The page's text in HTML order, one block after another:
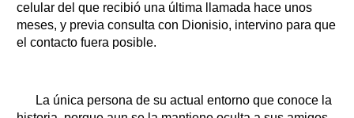
celular del que recibió una última llamada hace unos
meses, y previa consulta con Dionisio, intervino para que
el contacto fuera posible.
La única persona de su actual entorno que conoce la